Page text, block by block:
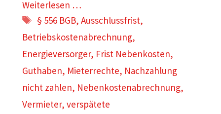
Weiterlesen …
Schlagwörter
§ 556 BGB,Ausschlussfrist,
Betriebskostenabrechnung,
Energieversorger, Frist Nebenkosten,
Guthaben, Mieterrechte, Nachzahlung
nicht zahlen, Nebenkostenabrechnung,
Vermieter, verspätete